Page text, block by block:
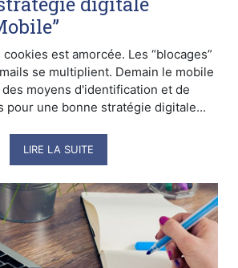
est amorcée. Les “blocages”
se multiplient. Demain le mobile
moyens d'identification et de
pour une bonne stratégie digitale...
LIRE LA SUITE